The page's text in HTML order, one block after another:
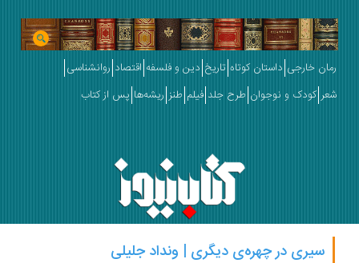
خارجی داستان کوتاه تاریخ دین و فلسفه اقتصاد روانشناسی
کودک و نوجوان طرح جلد فیلم طنز ریشه‌ها پس از کتاب
سیری در چهره‌ی دیگری | ونداد جلیلی